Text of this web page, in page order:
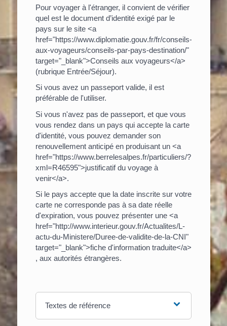
Pour voyager à l'étranger, il convient de vérifier
quel est le document d’identité exigé par le
pays sur le site <a
href="https://www.diplomatie.gouv.fr/fr/conseils-
aux-voyageurs/conseils-par-pays-destination/"
target="_blank">Conseils aux voyageurs</a>
(rubrique Entrée/Séjour).
Si vous avez un passeport valide, il est
préférable de l'utiliser.
Si vous n'avez pas de passeport, et que vous
vous rendez dans un pays qui accepte la carte
d'identité, vous pouvez demander son
renouvellement anticipé en produisant un <a
href="https://www.berrelesalpes.fr/particuliers/?
xml=R46595">justificatif du voyage à
venir</a>.
Si le pays accepte que la date inscrite sur votre
carte ne corresponde pas à sa date réelle
d'expiration, vous pouvez présenter une <a
href="http://www.interieur.gouv.fr/Actualites/L-
actu-du-Ministere/Duree-de-validite-de-la-CNI"
target="_blank">fiche d'information traduite</a>
, aux autorités étrangères.
Textes de référence